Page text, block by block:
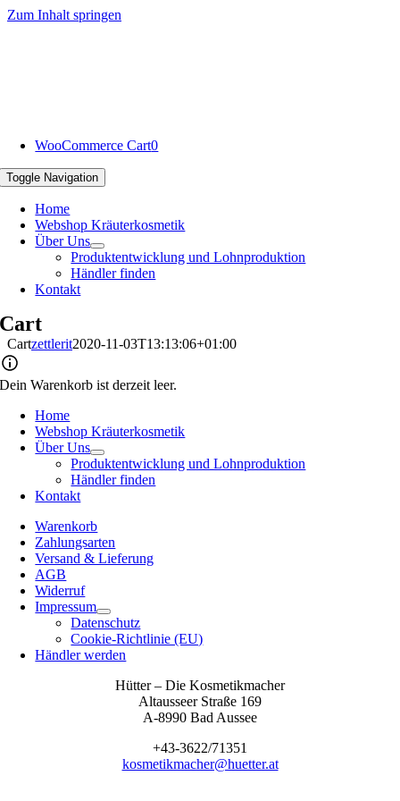
Zum Inhalt springen
WooCommerce Cart0
Toggle Navigation
Home
Webshop Kräuterkosmetik
Über Uns
Produktentwicklung und Lohnproduktion
Händler finden
Kontakt
Cart
Cartzettlerit2020-11-03T13:13:06+01:00
Dein Warenkorb ist derzeit leer.
Home
Webshop Kräuterkosmetik
Über Uns
Produktentwicklung und Lohnproduktion
Händler finden
Kontakt
Warenkorb
Zahlungsarten
Versand & Lieferung
AGB
Widerruf
Impressum
Datenschutz
Cookie-Richtlinie (EU)
Händler werden
Hütter – Die Kosmetikmacher
Altausseer Straße 169
A-8990 Bad Aussee
+43-3622/71351
kosmetikmacher@huetter.at